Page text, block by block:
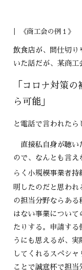
《商工会の例１》
飲食店が、間仕切り
いた話だが、某商工
「コロナ対策
ら可能」
と電話で言われたら
直接私自身が聴い
ので、なんとも言
らく小規模事業者持
明したのだと思わ
の担当分野ならあ
はない事業について
たりする。申請する
うにも思えるが、
してくれるスペシ
ことで誠意杯で担